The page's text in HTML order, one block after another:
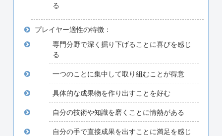
る
プレイヤー適性の特徴：
専門分野で深く掘り下げることに喜びを感じ
る
一つのことに集中して取り組むことが得意
具体的な成果物を作り出すことを好む
自分の技術や知識を磨くことに情熱がある
自分の手で直接成果を出すことに満足を感じ